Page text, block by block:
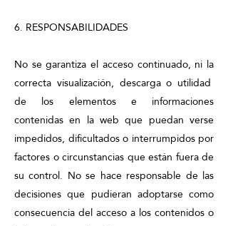
6. RESPONSABILIDADES
No se garantiza el acceso continuado, ni la
correcta visualización, descarga o utilidad
de los elementos e informaciones
contenidas en la web que puedan verse
impedidos, dificultados o interrumpidos por
factores o circunstancias que están fuera de
su control. No se hace responsable de las
decisiones que pudieran adoptarse como
consecuencia del acceso a los contenidos o